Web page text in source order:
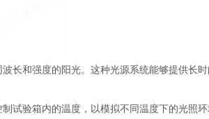
和强度的阳光。这种光源系统能够提供长时
验箱内的温度，以模拟不同温度下的光照